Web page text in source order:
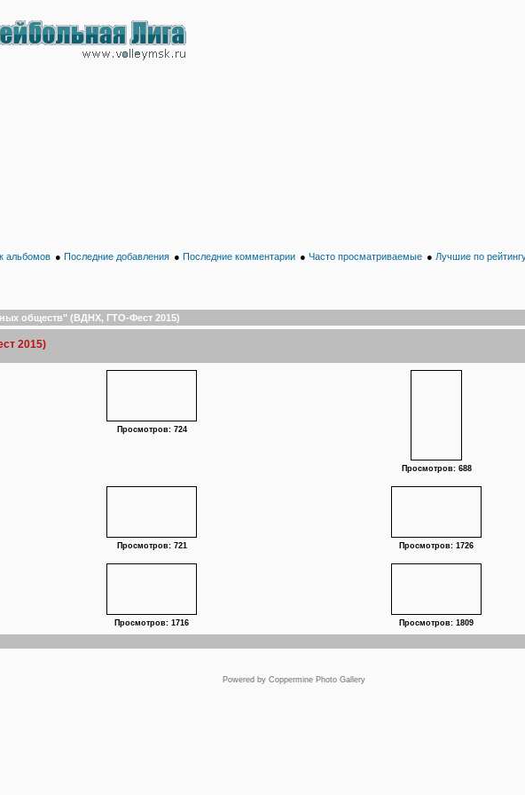
альбомов ● Последние добавления ● Последние комментарии ● Часто просматриваемые ● Лучшие по
обществ" (ВДНХ, ГТО-Фест 2015)
2015)
Просмотров: 724
Просмотров: 688
Просмотров: 721 Просмотров: 1726
Просмотров: 1716 Просмотров: 1809
Powered by Coppermine Photo Gallery